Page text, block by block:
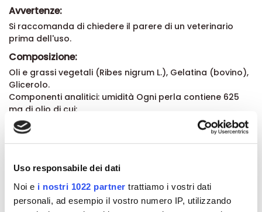
Uso responsabile dei dati
Noi e i nostri 1022 partner trattiamo i vostri dati
personali, ad esempio il vostro numero IP, utilizzando
Avvertenze:
Si raccomanda di chiedere il parere di un veterinario
prima dell'uso.
Composizione:
Oli e grassi vegetali (Ribes nigrum L.), Gelatina (bovino),
Glicerolo.
Componenti analitici: umidità Ogni perla contiene 625
mg di olio di cui:
• Acido linoleico (ω6): 287,5 mg
• Acido stearidonico (ω3): 15,0 mg
• Acido gamma linolenico (ω6): 87,5 mg
Formato:
Confezione da 30 perle da 900 mg.